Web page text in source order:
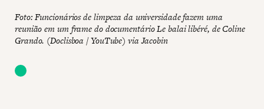
Foto: Funcionários de limpeza da universidade fazem uma
reunião em um frame do documentário Le balai libéré, de Coline
Grando. (Doclisboa / YouTube) via Jacobin